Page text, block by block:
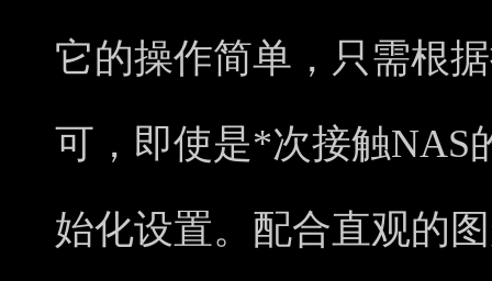
它的操作简单，只需根
可，即使是*次接触NAS
始化设置。配合直观的